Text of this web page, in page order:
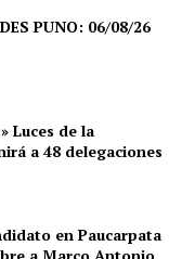
PUNO: 06/08/26
Luces de la
a 48 delegaciones
en Paucarpata